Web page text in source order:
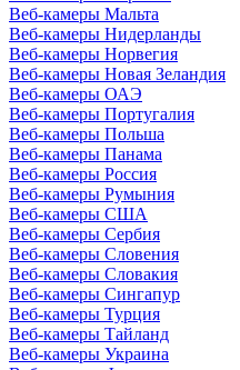
Веб-камеры Мальта
Веб-камеры Нидерланды
Веб-камеры Норвегия
Веб-камеры Новая Зеландия
Веб-камеры ОАЭ
Веб-камеры Португалия
Веб-камеры Польша
Веб-камеры Панама
Веб-камеры Россия
Веб-камеры Румыния
Веб-камеры США
Веб-камеры Сербия
Веб-камеры Словения
Веб-камеры Словакия
Веб-камеры Сингапур
Веб-камеры Турция
Веб-камеры Тайланд
Веб-камеры Украина